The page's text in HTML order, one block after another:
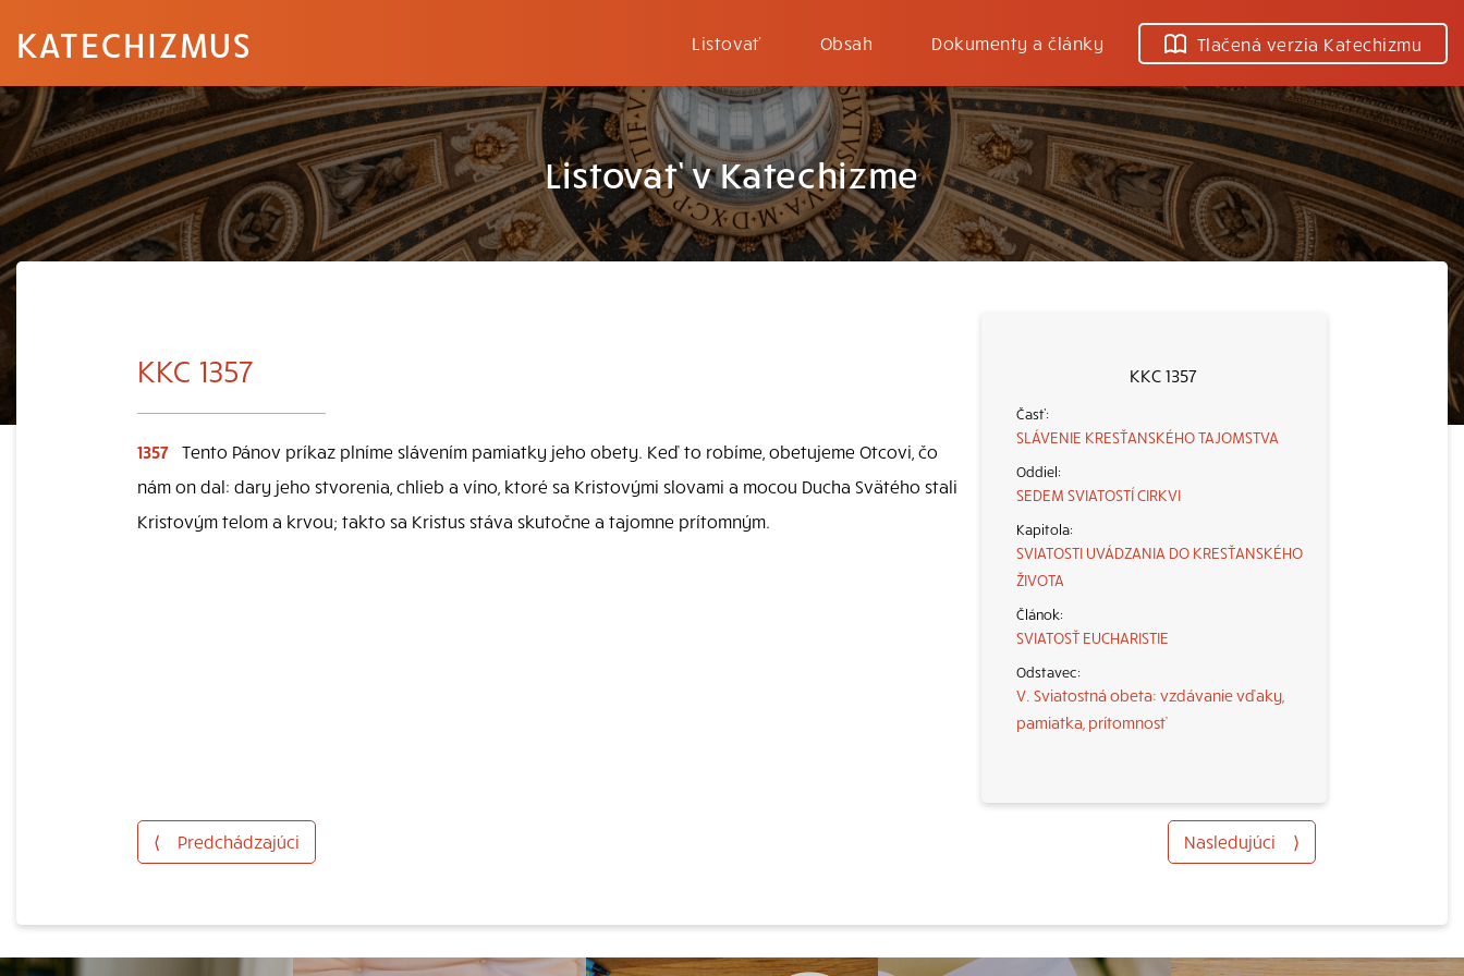
KATECHIZMUS Listovať Obsah Dokumenty a články Tlačená verzia Katechizmu
Listovať v Katechizme
KKC 1357
SLÁVENIE KRESŤANSKÉHO TAJOMSTVA
SEDEM SVIATOSTÍ CIRKVI
SVIATOSTI UVÁDZANIA DO KRESŤANSKÉHO
ŽIVOTA
SVIATOSŤ EUCHARISTIE
V. Sviatostná obeta: vzdávanie vďaky,
pamiatka, prítomnosť
KKC 1357
1357 Tento Pánov príkaz plníme slávením pamiatky jeho obety. Keď to robíme, obetujeme Otcovi, čo
nám on dal: dary jeho stvorenia, chlieb a víno, ktoré sa Kristovými slovami a mocou Ducha Svätého stali
Kristovým telom a krvou; takto sa Kristus stáva skutočne a tajomne prítomným.
⟨ Predchádzajúci Nasledujúci ⟩